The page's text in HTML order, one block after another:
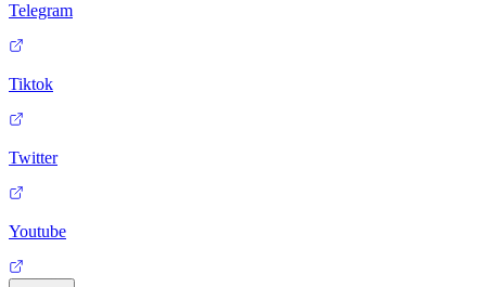
Telegram
Tiktok
Twitter
Youtube